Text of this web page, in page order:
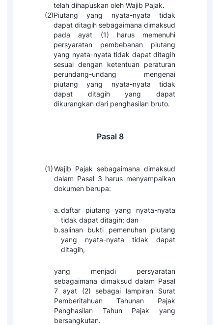
telah dihapuskan oleh Wajib Pajak.
(2)Piutang yang nyata-nyata tidak
dapat ditagih sebagaimana dimaksud
pada ayat (1) harus memenuhi
persyaratan pembebanan piutang
yang nyata-nyata tidak dapat ditagih
sesuai dengan ketentuan peraturan
perundang-undang mengenai
piutang yang nyata-nyata tidak
dapat ditagih yang dapat
dikurangkan dari penghasilan bruto.
Pasal 8
(1)Wajib Pajak sebagaimana dimaksud
dalam Pasal 3 harus menyampaikan
dokumen berupa:
a.daftar piutang yang nyata-nyata
tidak dapat ditagih; dan
b.salinan bukti pemenuhan piutang
yang nyata-nyata tidak dapat
ditagih,
yang menjadi persyaratan
sebagaimana dimaksud dalam Pasal
7 ayat (2) sebagai lampiran Surat
Pemberitahuan Tahunan Pajak
Penghasilan Tahun Pajak yang
bersangkutan.